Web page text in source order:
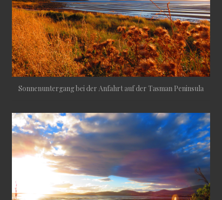
Sonnenuntergang bei der Anfahrt auf der Tasman Peninsula